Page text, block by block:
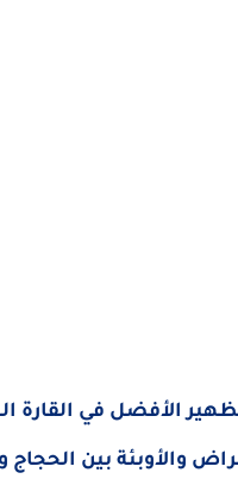
الأفضل في القارة
والأوبئة بين الحجاج